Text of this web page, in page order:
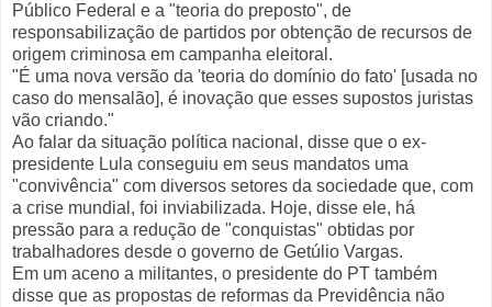
Público Federal e a "teoria do preposto", de
responsabilização de partidos por obtenção de recursos de
origem criminosa em campanha eleitoral.
"É uma nova versão da 'teoria do domínio do fato' [usada no
caso do mensalão], é inovação que esses supostos juristas
vão criando."
Ao falar da situação política nacional, disse que o ex-
presidente Lula conseguiu em seus mandatos uma
"convivência" com diversos setores da sociedade que, com
a crise mundial, foi inviabilizada. Hoje, disse ele, há
pressão para a redução de "conquistas" obtidas por
trabalhadores desde o governo de Getúlio Vargas.
Em um aceno a militantes, o presidente do PT também
disse que as propostas de reformas da Previdência não